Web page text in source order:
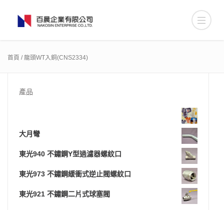
首頁 / 龍頭WT入銅(CNS2334)
產品
大月彎
東光940 不鏽鋼Y型過濾器螺紋口
東光973 不鏽鋼緩衝式逆止閥螺紋口
東光921 不鏽鋼二片式球塞閥